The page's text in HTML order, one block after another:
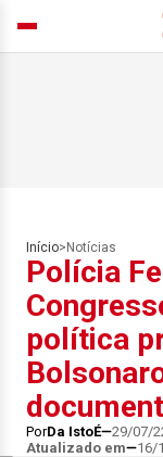
Início> Notícias
Polícia
política
PorDa IstoÉ 29/07/
Atualizado em
16/